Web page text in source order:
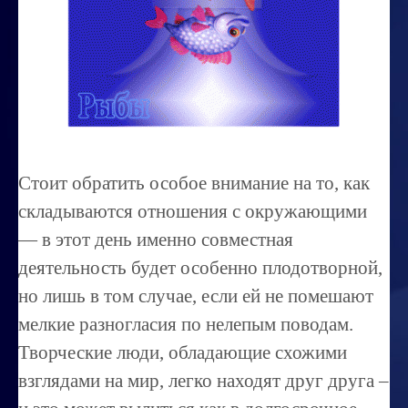
Миссиональность
Королевский гороскоп
Найти идеального партнера
Корректировка характера
Совместимость
Занятия по расшифровке снов
Магия денег
Ищем любовь
Стоит обратить особое внимание на то, как
складываются отношения с окружающими
— в этот день именно совместная
деятельность будет особенно плодотворной,
но лишь в том случае, если ей не помешают
мелкие разногласия по нелепым поводам.
Творческие люди, обладающие схожими
взглядами на мир, легко находят друг друга –